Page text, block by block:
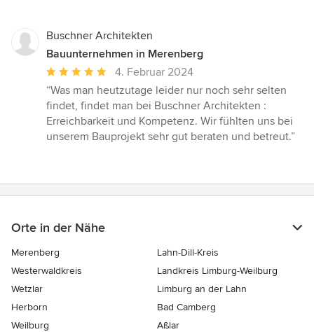
Buschner Architekten
Bauunternehmen in Merenberg
Durchschnittliche
Bewertung:
5
von
5
4. Februar 2024
“Was man heutzutage leider nur noch sehr selten
findet, findet man bei Buschner Architekten :
Erreichbarkeit und Kompetenz. Wir fühlten uns bei
unserem Bauprojekt sehr gut beraten und betreut.”
Orte in der Nähe
Merenberg
Lahn-Dill-Kreis
Westerwaldkreis
Landkreis Limburg-Weilburg
Wetzlar
Limburg an der Lahn
Herborn
Bad Camberg
Weilburg
Aßlar